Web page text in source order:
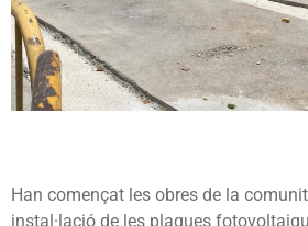
Han començat les obres de la
instal·lació de les plaques